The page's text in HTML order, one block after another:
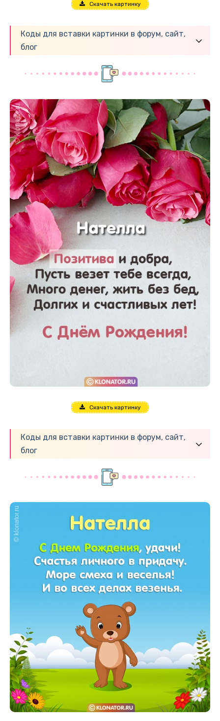
Скачать картинку
Коды для вставки картинки в форум, сайт,
блог
Скачать картинку
Коды для вставки картинки в форум, сайт,
блог